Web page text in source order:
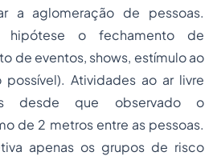
a aglomeração de pessoas.
hipótese o fechamento de
de eventos, shows, estímulo ao
Atividades ao ar livre
desde que observado o
de 2 metros entre as pessoas.
apenas os grupos de risco